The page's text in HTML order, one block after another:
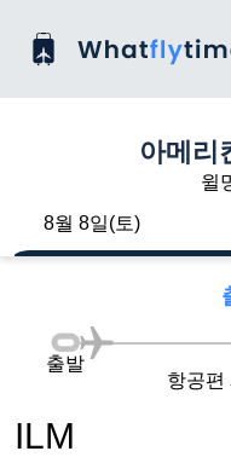
아메리
윌
8월 8일(토)
ILM
출발
항공편